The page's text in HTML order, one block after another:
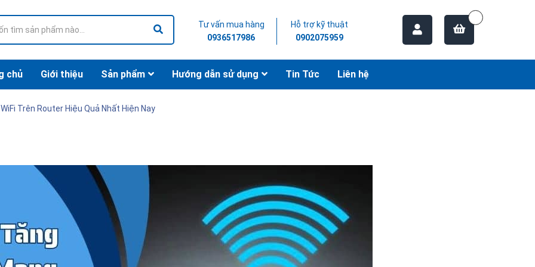
Tư vấn mua hàng
0936517986
Hỗ trợ kỹ thuật
0902075959
chủ Giới thiệu Sản phẩm Hướng dẫn sử dụng Tin Tức Liên hệ
Trên Router Hiệu Quả Nhất Hiện Nay